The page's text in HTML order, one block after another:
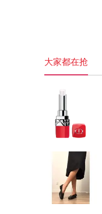
大家都在抢